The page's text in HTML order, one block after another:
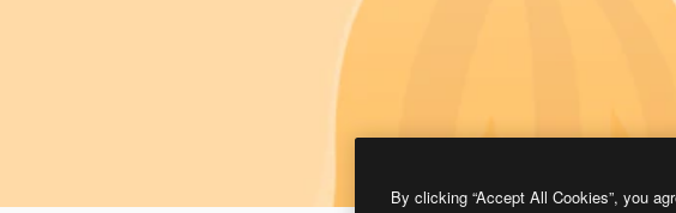
By clicking “Accept All Cookies”, you